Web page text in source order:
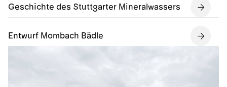
Geschichte des Stuttgarter Mineralwassers
Entwurf Mombach Bädle